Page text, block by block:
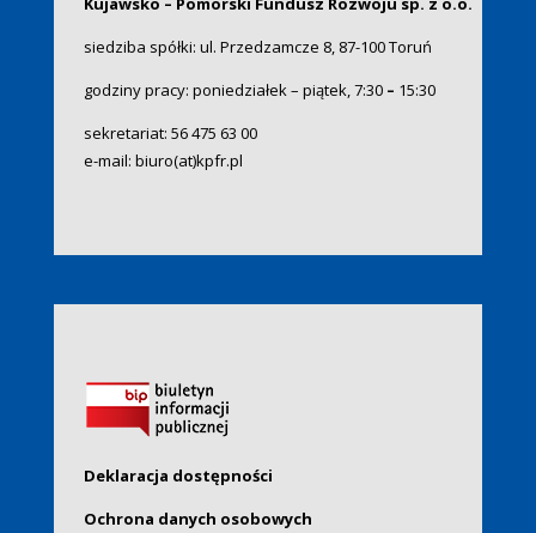
siedziba spółki: ul. Przedzamcze 8, 87-100 Toruń
godziny pracy: poniedziałek – piątek, 7:30– 15:30
sekretariat: 56 475 63 00
e-mail: biuro(at)kpfr.pl
Deklaracja dostępności
Ochrona danych osobowych